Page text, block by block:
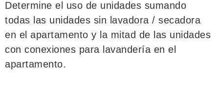
Determine el uso de unidades sumando
todas las unidades sin lavadora / secadora
en el apartamento y la mitad de las unidades
con conexiones para lavandería en el
apartamento.